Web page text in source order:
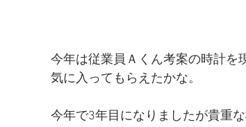
今年は従業員Ａくん考案の時計を
気に入ってもらえたかな。
今年で3年目になりましたが貴重